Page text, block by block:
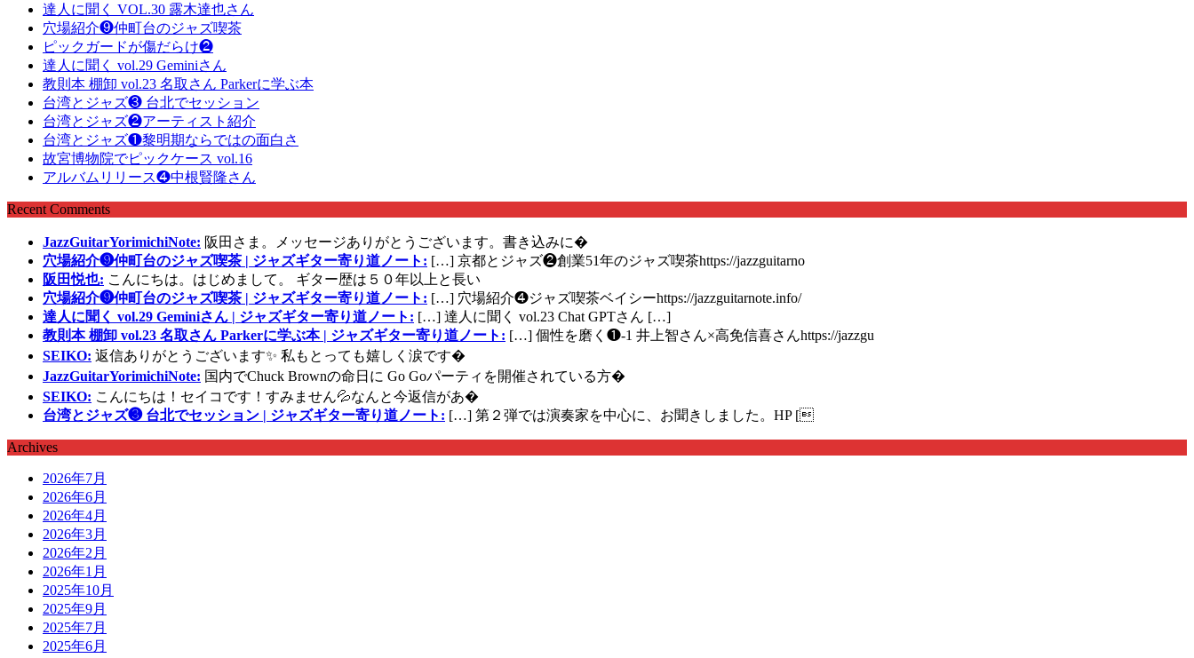
達人に聞く VOL.30 露木達也さん
穴場紹介❾仲町台のジャズ喫茶
ピックガードが傷だらけ❷
達人に聞く vol.29 Geminiさん
教則本 棚卸 vol.23 名取さん Parkerに学ぶ本
台湾とジャズ❸ 台北でセッション
台湾とジャズ❷アーティスト紹介
台湾とジャズ❶黎明期ならではの面白さ
故宮博物院でピックケース vol.16
アルバムリリース❹中根賢隆さん
Recent Comments
JazzGuitarYorimichiNote: 阪田さま。メッセージありがとうございます。書き込みに�
穴場紹介❾仲町台のジャズ喫茶 | ジャズギター寄り道ノート: […] 京都とジャズ❷創業51年のジャズ喫茶https://jazzguitarno
阪田悦也: こんにちは。はじめまして。 ギター歴は５０年以上と長い
穴場紹介❾仲町台のジャズ喫茶 | ジャズギター寄り道ノート: […] 穴場紹介❹ジャズ喫茶ベイシーhttps://jazzguitarnote.info/
達人に聞く vol.29 Geminiさん | ジャズギター寄り道ノート: […] 達人に聞く vol.23 Chat GPTさん […]
教則本 棚卸 vol.23 名取さん Parkerに学ぶ本 | ジャズギター寄り道ノート: […] 個性を磨く❶-1 井上智さん×高免信喜さんhttps://jazzgu
SEIKO: 返信ありがとうございます✨ 私もとっても嬉しく涙です�
JazzGuitarYorimichiNote: 国内でChuck Brownの命日に Go Goパーティを開催されている方�
SEIKO: こんにちは！セイコです！すみません💦なんと今返信があ�
台湾とジャズ❸ 台北でセッション | ジャズギター寄り道ノート: […] 第２弾では演奏家を中心に、お聞きしました。HP [
Archives
2026年7月
2026年6月
2026年4月
2026年3月
2026年2月
2026年1月
2025年10月
2025年9月
2025年7月
2025年6月